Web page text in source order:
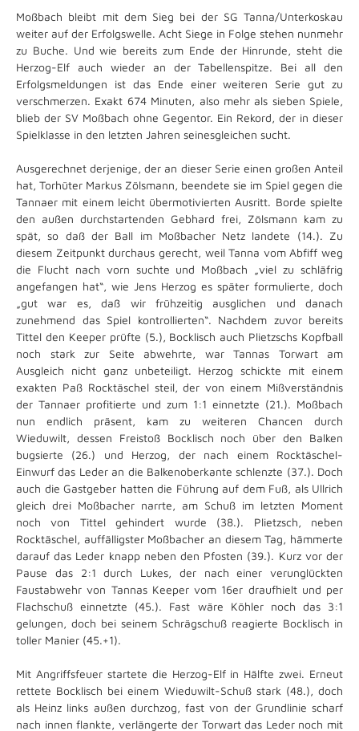
Moßbach bleibt mit dem Sieg bei der SG Tanna/Unterkoskau
weiter auf der Erfolgswelle. Acht Siege in Folge stehen nunmehr
zu Buche. Und wie bereits zum Ende der Hinrunde, steht die
Herzog-Elf auch wieder an der Tabellenspitze. Bei all den
Erfolgsmeldungen ist das Ende einer weiteren Serie gut zu
verschmerzen. Exakt 674 Minuten, also mehr als sieben Spiele,
blieb der SV Moßbach ohne Gegentor. Ein Rekord, der in dieser
Spielklasse in den letzten Jahren seinesgleichen sucht.
Ausgerechnet derjenige, der an dieser Serie einen großen Anteil
hat, Torhüter Markus Zölsmann, beendete sie im Spiel gegen die
Tannaer mit einem leicht übermotivierten Ausritt. Borde spielte
den außen durchstartenden Gebhard frei, Zölsmann kam zu
spät, so daß der Ball im Moßbacher Netz landete (14.). Zu
diesem Zeitpunkt durchaus gerecht, weil Tanna vom Abfiff weg
die Flucht nach vorn suchte und Moßbach „viel zu schläfrig
angefangen hat“, wie Jens Herzog es später formulierte, doch
„gut war es, daß wir frühzeitig ausglichen und danach
zunehmend das Spiel kontrollierten“. Nachdem zuvor bereits
Tittel den Keeper prüfte (5.), Bocklisch auch Plietzschs Kopfball
noch stark zur Seite abwehrte, war Tannas Torwart am
Ausgleich nicht ganz unbeteiligt. Herzog schickte mit einem
exakten Paß Rocktäschel steil, der von einem Mißverständnis
der Tannaer profitierte und zum 1:1 einnetzte (21.). Moßbach
nun endlich präsent, kam zu weiteren Chancen durch
Wieduwilt, dessen Freistoß Bocklisch noch über den Balken
bugsierte (26.) und Herzog, der nach einem Rocktäschel-
Einwurf das Leder an die Balkenoberkante schlenzte (37.). Doch
auch die Gastgeber hatten die Führung auf dem Fuß, als Ullrich
gleich drei Moßbacher narrte, am Schuß im letzten Moment
noch von Tittel gehindert wurde (38.). Plietzsch, neben
Rocktäschel, auffälligster Moßbacher an diesem Tag, hämmerte
darauf das Leder knapp neben den Pfosten (39.). Kurz vor der
Pause das 2:1 durch Lukes, der nach einer verunglückten
Faustabwehr von Tannas Keeper vom 16er draufhielt und per
Flachschuß einnetzte (45.). Fast wäre Köhler noch das 3:1
gelungen, doch bei seinem Schrägschuß reagierte Bocklisch in
toller Manier (45.+1).
Mit Angriffsfeuer startete die Herzog-Elf in Hälfte zwei. Erneut
rettete Bocklisch bei einem Wieduwilt-Schuß stark (48.), doch
als Heinz links außen durchzog, fast von der Grundlinie scharf
nach innen flankte, verlängerte der Torwart das Leder noch mit